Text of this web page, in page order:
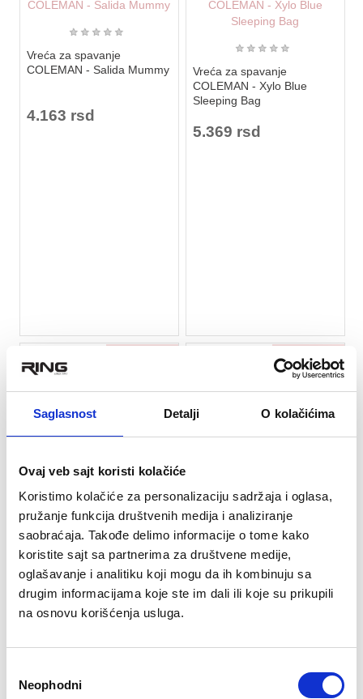
Saglasnost Detalji O kolačićima
Ovaj veb sajt koristi kolačiće
Koristimo kolačiće za personalizaciju sadržaja i oglasa,
pružanje funkcija društvenih medija i analiziranje
saobraćaja. Takođe delimo informacije o tome kako
koristite sajt sa partnerima za društvene medije,
oglašavanje i analitiku koji mogu da ih kombinuju sa
drugim informacijama koje ste im dali ili koje su prikupili
na osnovu korišćenja usluga.
сагласности
Neophodni
★ ★ ★ ★ ★
Vreća za spavanje
COLEMAN - Salida Mummy
4.163 rsd
★ ★ ★ ★ ★
Vreća za spavanje
COLEMAN - Xylo Blue
Sleeping Bag
5.369 rsd
★
10.619 rsd
★★ ★
2.990 rsd